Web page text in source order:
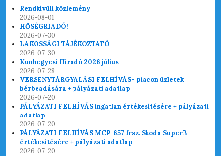
Rendkívüli közlemény
2026-08-01
HŐSÉGRIADÓ!
2026-07-30
LAKOSSÁGI TÁJÉKOZTATÓ
2026-07-30
Kunhegyesi Híradó 2026 július
2026-07-28
VERSENYTÁRGYALÁSI FELHÍVÁS- piacon üzletek
bérbeadására + pályázati adatlap
2026-07-20
PÁLYÁZATI FELHÍVÁS ingatlan értékesítésére + pályázati
adatlap
2026-07-20
PÁLYÁZATI FELHÍVÁS MCP-657 frsz. Skoda SuperB
értékesítésére + pályázati adatlap
2026-07-20